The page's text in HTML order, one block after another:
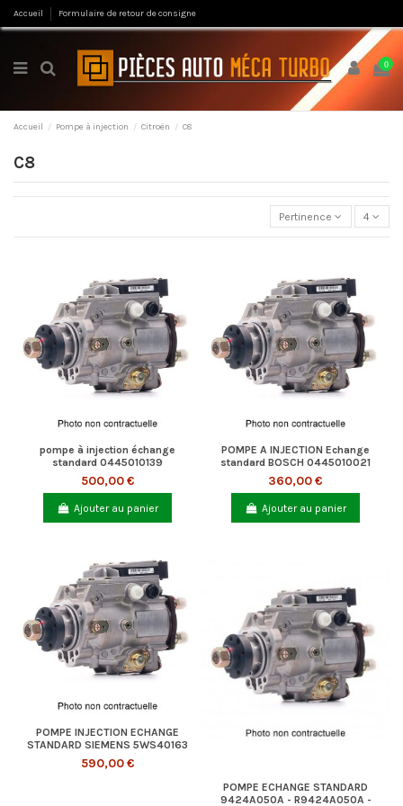
Accueil Formulaire de retour de consigne
0
Accueil Pompe à injection Citroën C8
C8
Pertinence 4
pompe à injection échange
standard 0445010139
500,00 €
Ajouter au panier
POMPE A INJECTION Echange
standard BOSCH 0445010021
360,00 €
Ajouter au panier
POMPE INJECTION ECHANGE
STANDARD SIEMENS 5WS40163
590,00 €
POMPE ECHANGE STANDARD
9424A050A - R9424A050A -